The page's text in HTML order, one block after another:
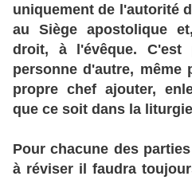
uniquement de l'autorité
au Siège apostolique
droit, à l'évêque. C'est
personne d'autre, même
propre chef ajouter,
que ce soit dans la
Pour chacune des
à réviser il faudra